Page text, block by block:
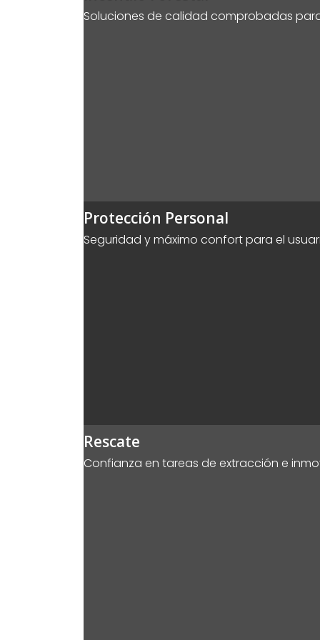
Soluciones de calidad comprobadas
Protección Personal
Seguridad y máximo confort para el
Rescate
Confianza en tareas de extracción e